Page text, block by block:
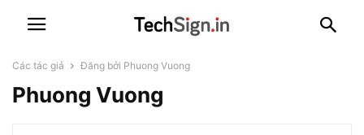
Các tác giả Đăng bởi Phuong Vuong
Phuong Vuong